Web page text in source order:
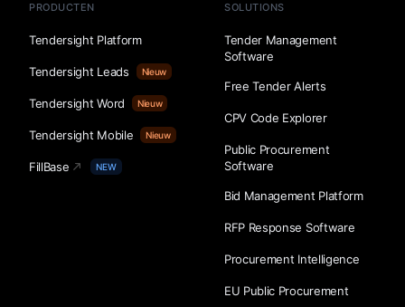
PRODUCTEN
Tendersight Platform
Tendersight Leads Nieuw
Tendersight Word Nieuw
Tendersight Mobile Nieuw
FillBase NEW
SOLUTIONS
Tender Management
Software
Free Tender Alerts
CPV Code Explorer
Public Procurement
Software
Bid Management Platform
RFP Response Software
Procurement Intelligence
EU Public Procurement